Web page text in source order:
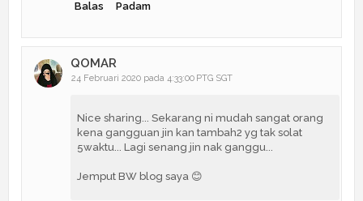
Balas Padam
QOMAR
24 Februari 2020 pada 4:33:00 PTG SGT
Nice sharing... Sekarang ni mudah sangat orang
kena gangguan jin kan tambah2 yg tak solat
5waktu... Lagi senang jin nak ganggu...
Jemput BW blog saya 😊